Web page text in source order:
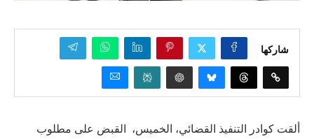
شاركها
ألقت كوادر التنفيذ القضائي، الخميس، القبض على مطلوب